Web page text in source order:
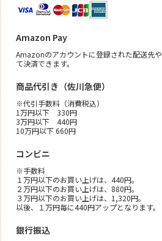
Amazon Pay
Amazonのアカウントに登録された配送先
て決済できます。
商品代引き（佐川急便）
※代引手数料（消費税込）
1万円以下 330円
3万円以下 440円
10万円以下 660円
コンビニ
※手数料
１万円以下のお買い上げは、440円。
２万円以下のお買い上げは、880円。
３万円以下のお買い上げは、1,320円。
以後、１万円毎に440円アップとなります。
銀行振込